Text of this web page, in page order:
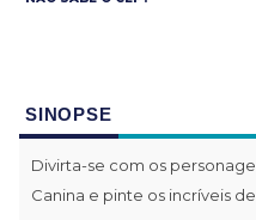
SINOPSE
Divirta-se com os
Canina e pinte os incríveis